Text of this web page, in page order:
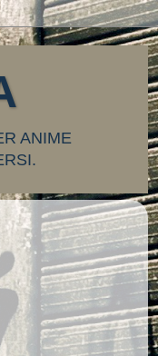
ANIME